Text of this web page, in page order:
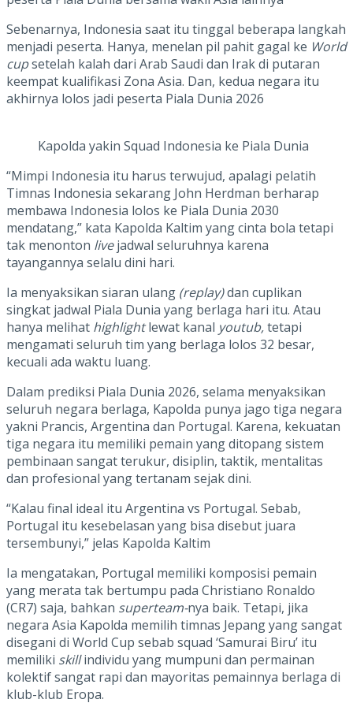
Sebenarnya, Indonesia saat itu tinggal beberapa langkah
menjadi peserta. Hanya, menelan pil pahit gagal ke World
cupsetelah kalah dari Arab Saudi dan Irak di putaran
keempat kualifikasi Zona Asia. Dan, kedua negara itu
akhirnya lolos jadi peserta Piala Dunia 2026
Kapolda yakin Squad Indonesia ke Piala Dunia
“Mimpi Indonesia itu harus terwujud, apalagi pelatih
Timnas Indonesia sekarang John Herdman berharap
membawa Indonesia lolos ke Piala Dunia 2030
mendatang,” kata Kapolda Kaltim yang cinta bola tetapi
tak menonton livejadwal seluruhnya karena
tayangannya selalu dini hari.
Ia menyaksikan siaran ulang (replay)dan cuplikan
singkat jadwal Piala Dunia yang berlaga hari itu. Atau
hanya melihat highlightlewat kanal youtub,tetapi
mengamati seluruh tim yang berlaga lolos 32 besar,
kecuali ada waktu luang.
Dalam prediksi Piala Dunia 2026, selama menyaksikan
seluruh negara berlaga, Kapolda punya jago tiga negara
yakni Prancis, Argentina dan Portugal. Karena, kekuatan
tiga negara itu memiliki pemain yang ditopang sistem
pembinaan sangat terukur, disiplin, taktik, mentalitas
dan profesional yang tertanam sejak dini.
“Kalau final ideal itu Argentina vs Portugal. Sebab,
Portugal itu kesebelasan yang bisa disebut juara
tersembunyi,” jelas Kapolda Kaltim
Ia mengatakan, Portugal memiliki komposisi pemain
yang merata tak bertumpu pada Christiano Ronaldo
(CR7) saja, bahkan superteam-nya baik. Tetapi, jika
negara Asia Kapolda memilih timnas Jepang yang sangat
disegani di World Cup sebab squad ‘Samurai Biru’ itu
memiliki skillindividu yang mumpuni dan permainan
kolektif sangat rapi dan mayoritas pemainnya berlaga di
klub-klub Eropa.